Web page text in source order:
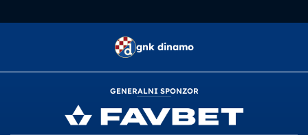
gnk dinamo
GENERALNI SPONZOR